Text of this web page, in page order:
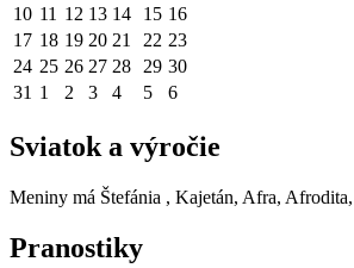
10 11 12 13 14 15 16
17 18 19 20 21 22 23
24 25 26 27 28 29 30
31 1 2 3 4 5 6
Sviatok a výročie
Meniny má Štefánia , Kajetán, Afra,
Pranostiky